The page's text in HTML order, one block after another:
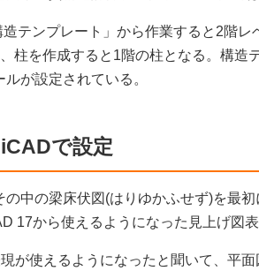
テンプレート」から作業すると2階レ
柱を作成すると1階の柱となる。構造
が設定されている。
で設定
中の梁床伏図(はりゆかふせず)を最
17から使えるようになった見上げ図表
が使えるようになったと聞いて、平